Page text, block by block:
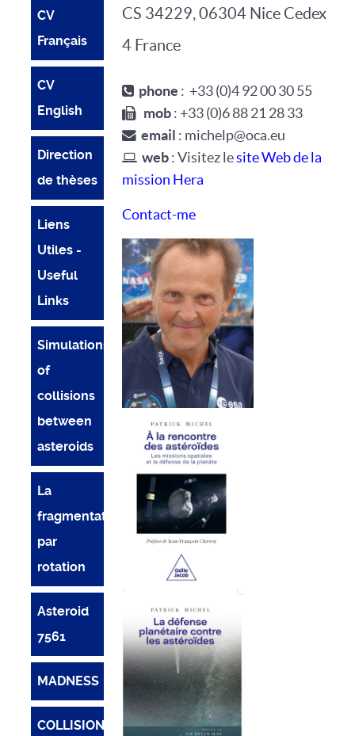
CV
Français
CV
English
Direction
de thèses
Liens
Utiles -
Useful
Links
Simulations
of
collisions
between
asteroids
La
fragmentation
par
rotation
Asteroid
7561
MADNESS
COLLISIONS
CS 34229, 06304 Nice Cedex
4 France
phone : +33 (0)4 92 00 30 55
mob: +33 (0)6 88 21 28 33
email : michelp@oca.eu
web: Visitez lesite Web de la
mission Hera
Contact-me